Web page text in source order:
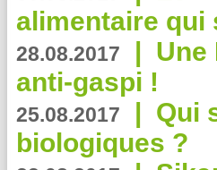
alimentaire qui
28.08.2017 | Une
anti-gaspi !
25.08.2017 | Qui
biologiques ?